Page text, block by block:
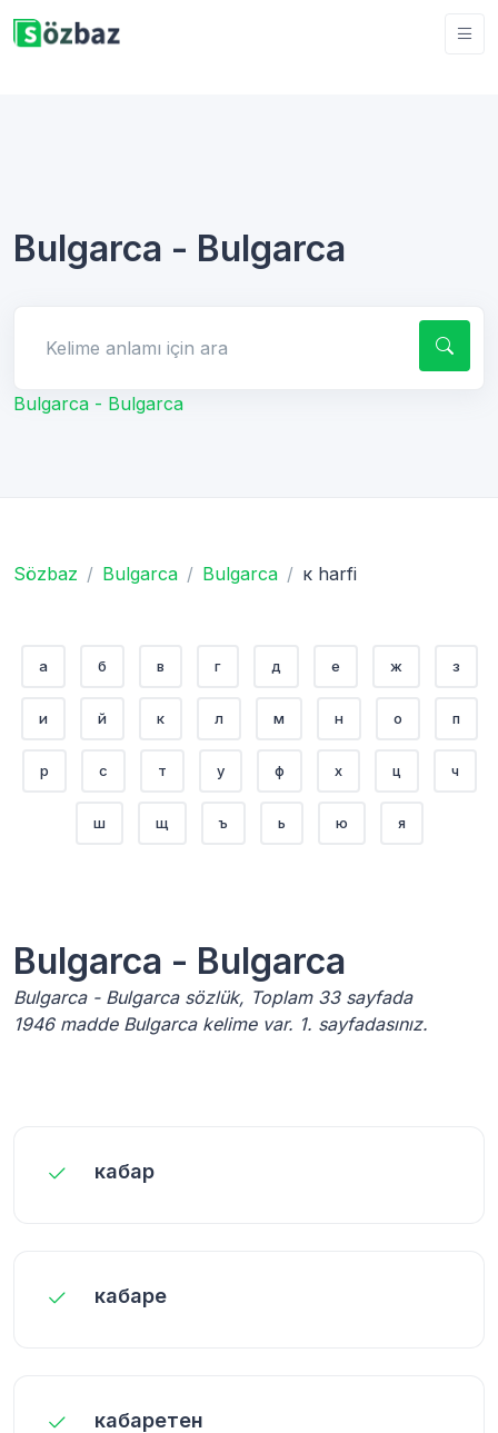
Bulgarca - Bulgarca
Bulgarca - Bulgarca
Sözbaz Bulgarca Bulgarca к harfi
а б в г д е ж з
и й к л м н о п
р с т у ф х ц ч
ш щ ъ ь ю я
Bulgarca - Bulgarca
Bulgarca - Bulgarca sözlük, Toplam 33 sayfada
1946 madde Bulgarca kelime var. 1. sayfadasınız.
кабар
кабаре
кабаретен